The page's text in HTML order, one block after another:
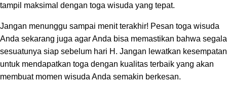
tampil maksimal dengan toga wisuda yang tepat.
Jangan menunggu sampai menit terakhir! Pesan toga wisuda
Anda sekarang juga agar Anda bisa memastikan bahwa segala
sesuatunya siap sebelum hari H. Jangan lewatkan kesempatan
untuk mendapatkan toga dengan kualitas terbaik yang akan
membuat momen wisuda Anda semakin berkesan.